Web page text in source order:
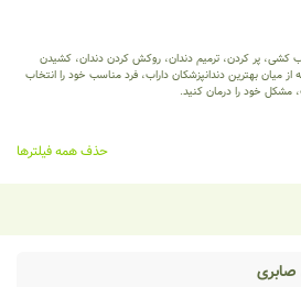
کشی، پر کردن، ترمیم دندان، روکش کردن دندان، کشیدن
میان بهترین دندانپزشکان داراب، فرد مناسب خود را انتخاب
مشکل خود را درمان کنید.
حذف همه فیلترها
صابری